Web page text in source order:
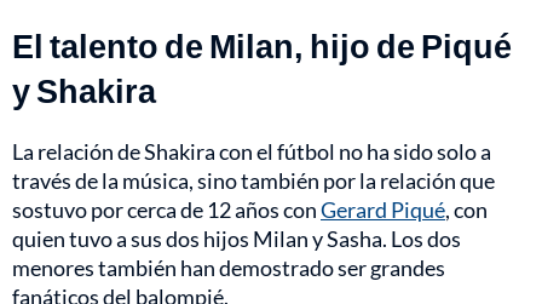
El talento de Milan, hijo de Piqué
y Shakira
La relación de Shakira con el fútbol no ha sido solo a
través de la música, sino también por la relación que
sostuvo por cerca de 12 años conGerard Piqué, con
quien tuvo a sus dos hijos Milan y Sasha. Los dos
menores también han demostrado ser grandes
fanáticos del balompié.